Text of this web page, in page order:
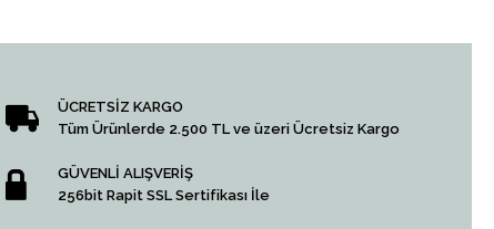
ÜCRETSİZ KARGO
Tüm Ürünlerde 2.500 TL ve üzeri Ücretsiz Kargo
GÜVENLİ ALIŞVERİŞ
256bit Rapit SSL Sertifikası İle